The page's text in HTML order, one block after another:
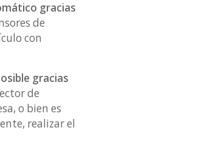
gracias
de
con
gracias
de
o bien es
realizar el